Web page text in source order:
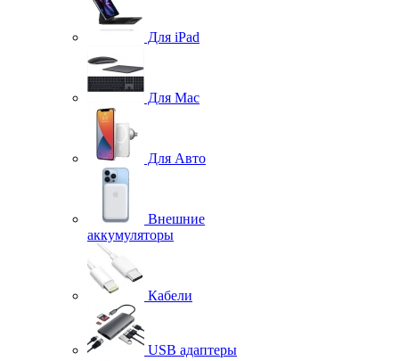
Для iPad
Для Mac
Для Авто
Внешние
аккумуляторы
Кабели
USB адаптеры